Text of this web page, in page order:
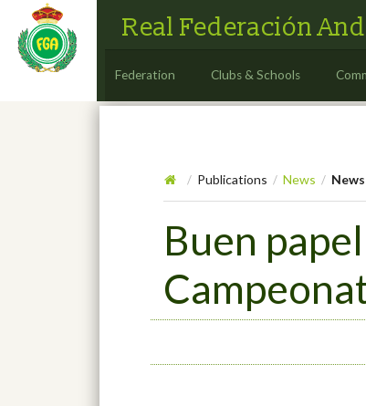
Real Federación
Federation Clubs & Schools
/ Publications / News / News
Buen